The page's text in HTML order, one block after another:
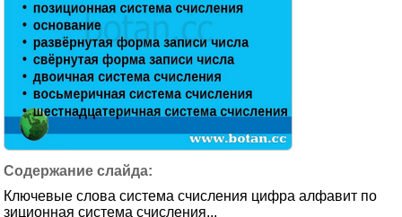
Ключевые слова система счисления цифра алфавит по
зиционная система счисления...